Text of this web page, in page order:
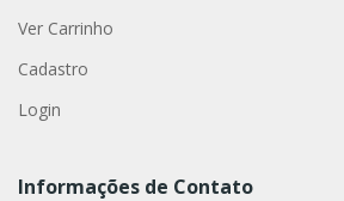
Ver Carrinho
Cadastro
Login
Informações de Contato